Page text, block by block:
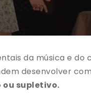
da música e
desenvolver
supletivo.